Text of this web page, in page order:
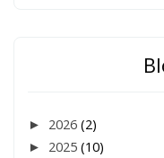
► 2026 (2)
► 2025 (10)